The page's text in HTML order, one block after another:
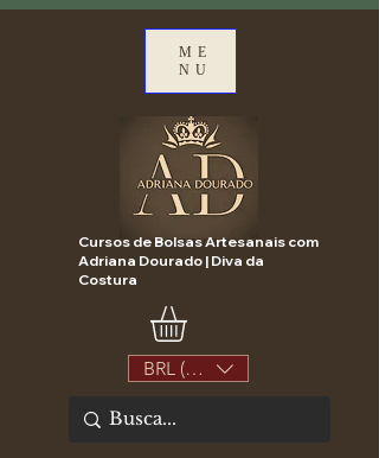
ME
NU
Cursos de Bolsas Artesanais com
Adriana Dourado | Diva da
Costura
BRL (R$)